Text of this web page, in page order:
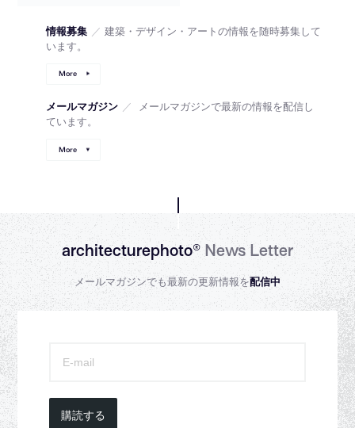
情報募集 ／ 建築・デザイン・アートの情報を随時募集して
います。
More
メールマガジン ／
メールマガジンで最新の情報を配信し
ています。
More
architecturephoto®News Letter
メールマガジンでも最新の更新情報を配信中
購読する